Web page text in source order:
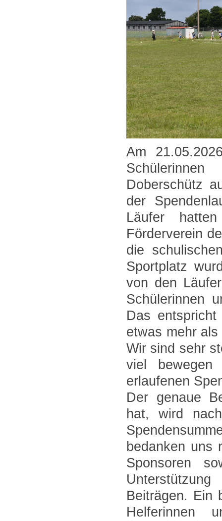
Am
Doberschütz
der
Läufer
Förderverein
die
Sportplatz
von den
Schülerinnen
Das
etwas mehr
Wir sind sehr
viel
erlaufenen
Der genaue
hat, wird
bedanken uns
Sponsoren
Beiträgen. Ein
Helferinnen